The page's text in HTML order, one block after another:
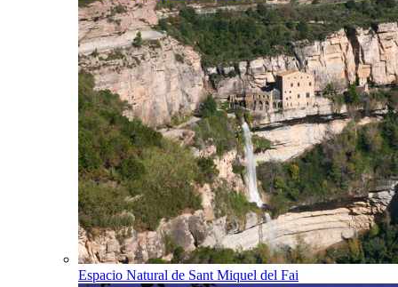
Espacio Natural de Sant Miquel del Fai